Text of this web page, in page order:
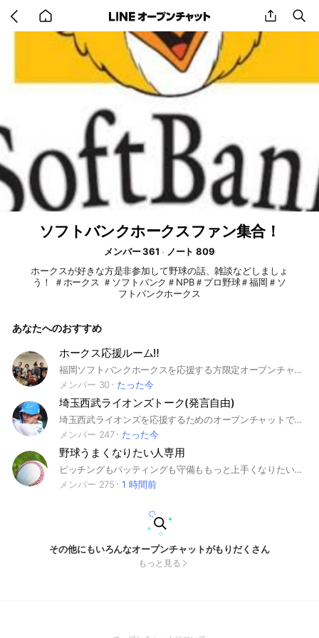
back
to
home
share
ソフトバンクホークスファン集合！
メンバー 361
ノート 809
ホークスが好きな方是非参加して野球の話、雑談などしましょ
う！ ＃ホークス ＃ソフトバンク＃NPB＃プロ野球＃福岡＃ソ
フトバンクホークス
あなたへのおすすめ
ホークス応援ルーム‼️
福岡ソフトバンクホークスを応援する方限定オープンチャットです。 入退室はご自由にどうぞ。
メンバー 30
たった今
埼玉西武ライオンズトーク(発言自由)
埼玉西武ライオンズを応援するためのオープンチャットです 他のオープンチャットより自由な発言が出来る、居心地の良い空間をモットーにオープンチャットを運営しています。 ※埼玉西武ライオンズの試合実況に関しては特に発言などに対して注意する等は行なっていませんが、 選手への誹謗中傷は禁止となっております。 細かいルール等は大事なノートを一読頂けますと幸いです。 楽しいオープンチャットなので、ぜひ入ってください！ #埼玉西武ライオンズ #西武 #ライオンズ #プロ野球 #侍ジャパン #NPB #パリーグ #ベルーナドーム #西武ドーム #野球 #今井達也 #隅田知一郎 #武内夏暉 #西川愛也 #渡部聖弥 #埼玉 #MLB #ドジャース #大谷翔平 #メジャーリーグ
メンバー 247
たった今
野球うまくなりたい人専用
ピッチングもバッティングも守備ももっと上手くなりたい人！是非ここに来てレベルアップして下さい！ 変化球やバッティングフォーム、走塁についても野球技術のことなんでも話しましょう！ #野球部 #野球 #ピッチング #変化球 #バッティング #守備 #野球好き
メンバー 275
1 時間前
その他にもいろんなオープンチャットがもりだくさん
もっと見る